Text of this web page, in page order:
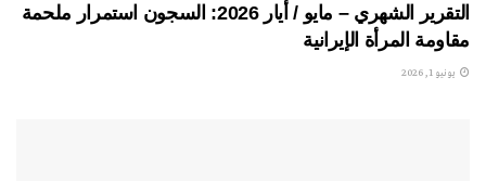
التقرير الشهري – مايو / أيار 2026: السجون استمرار ملحمة
مقاومة المرأة الإيرانية
يونيو 1, 2026